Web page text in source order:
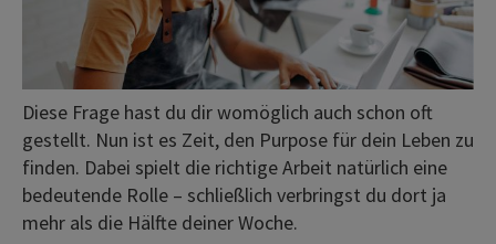
Diese Frage hast du dir womöglich auch schon oft
gestellt. Nun ist es Zeit, den Purpose für dein Leben zu
finden. Dabei spielt die richtige Arbeit natürlich eine
bedeutende Rolle – schließlich verbringst du dort ja
mehr als die Hälfte deiner Woche.